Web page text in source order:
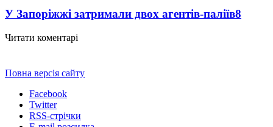
У Запоріжжі затримали двох агентів-паліїв8
Читати коментарі
Повна версія сайту
Facebook
Twitter
RSS-стрічки